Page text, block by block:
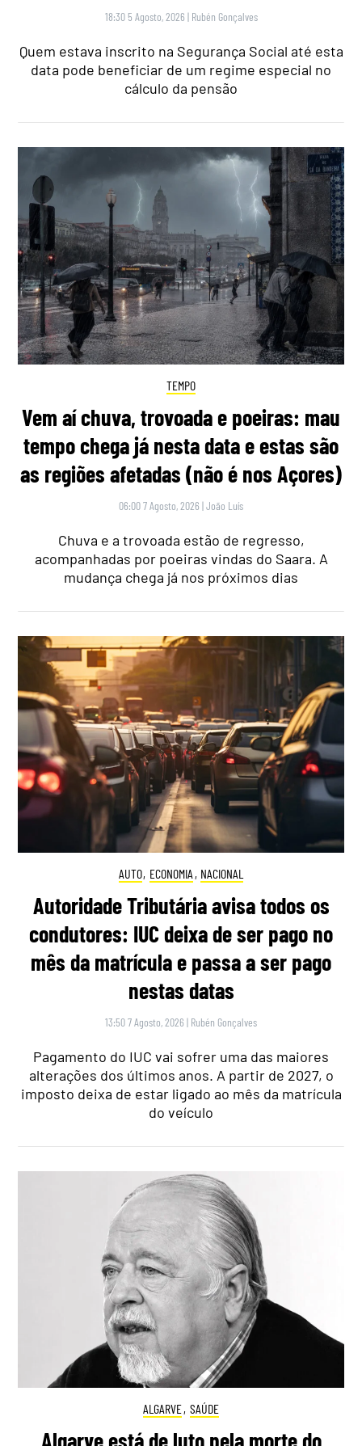
18:30 5 Agosto, 2026 | Rubén Gonçalves
Quem estava inscrito na Segurança Social até esta
data pode beneficiar de um regime especial no
cálculo da pensão
TEMPO
Vem aí chuva, trovoada e poeiras: mau
tempo chega já nesta data e estas são
as regiões afetadas (não é nos Açores)
06:00 7 Agosto, 2026 |João Luís
Chuva e a trovoada estão de regresso,
acompanhadas por poeiras vindas do Saara. A
mudança chega já nos próximos dias
AUTO, ECONOMIA , NACIONAL
Autoridade Tributária avisa todos os
condutores: IUC deixa de ser pago no
mês da matrícula e passa a ser pago
nestas datas
13:50 7 Agosto, 2026 | Rubén Gonçalves
Pagamento do IUC vai sofrer uma das maiores
alterações dos últimos anos. A partir de 2027, o
imposto deixa de estar ligado ao mês da matrícula
do veículo
ALGARVE, SAÚDE
Algarve está de luto pela morte do